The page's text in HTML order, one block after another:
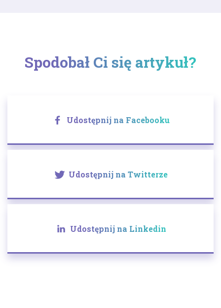
Spodobał Ci się artykuł?
Udostępnij na Facebooku
Udostępnij na Twitterze
Udostępnij na Linkedin